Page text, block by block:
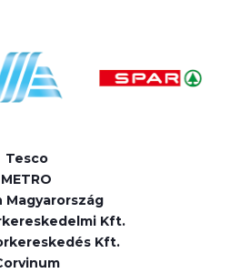
Tesco
METRO
Magyarország
Kft.
Kft.